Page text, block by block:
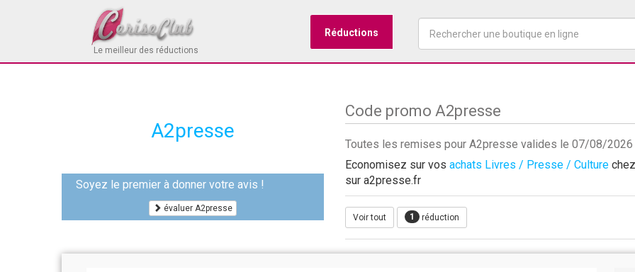
Le meilleur des réductions
Réductions
A2presse
Soyez le premier à donner votre avis !
évaluer A2presse
Code promo A2presse
Toutes les remises pour A2presse valides le 07/08/2026
Economisez sur vos achats Livres / Presse / Culture
sur a2presse.fr
Voir tout 1 réduction